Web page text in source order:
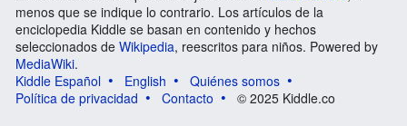
menos que se indique lo contrario. Los artículos de la
enciclopedia Kiddle se basan en contenido y hechos
seleccionados de Wikipedia, reescritos para niños. Powered by
MediaWiki.
Kiddle Español
English
Quiénes somos
Política de privacidad
Contacto © 2025 Kiddle.co